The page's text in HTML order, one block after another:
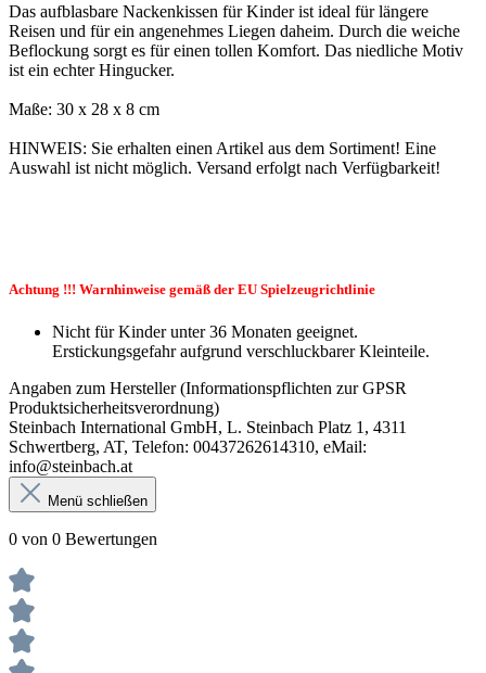
Das aufblasbare Nackenkissen für Kinder ist ideal für längere
Reisen und für ein angenehmes Liegen daheim. Durch die weiche
Beflockung sorgt es für einen tollen Komfort. Das niedliche Motiv
ist ein echter Hingucker.
Maße: 30 x 28 x 8 cm
HINWEIS: Sie erhalten einen Artikel aus dem Sortiment! Eine
Auswahl ist nicht möglich. Versand erfolgt nach Verfügbarkeit!
Achtung !!! Warnhinweise gemäß der EU Spielzeugrichtlinie
Nicht für Kinder unter 36 Monaten geeignet.
Erstickungsgefahr aufgrund verschluckbarer Kleinteile.
Angaben zum Hersteller (Informationspflichten zur GPSR
Produktsicherheitsverordnung)
Steinbach International GmbH, L. Steinbach Platz 1, 4311
Schwertberg, AT, Telefon: 00437262614310, eMail:
info@steinbach.at
Menü schließen
0 von 0 Bewertungen